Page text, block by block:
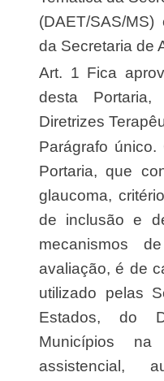
(DAET/SAS/
da Secretaria de
Art. 1 Fica aprovado, na forma do Anexo
desta
Diretrizes
Parágrafo único. O Protocolo, objeto desta
Portaria, que
glaucoma,
de inclusão e
mecanismos
avaliação, é de
utilizado pelas
Estados, do
Municípios
assistencial,